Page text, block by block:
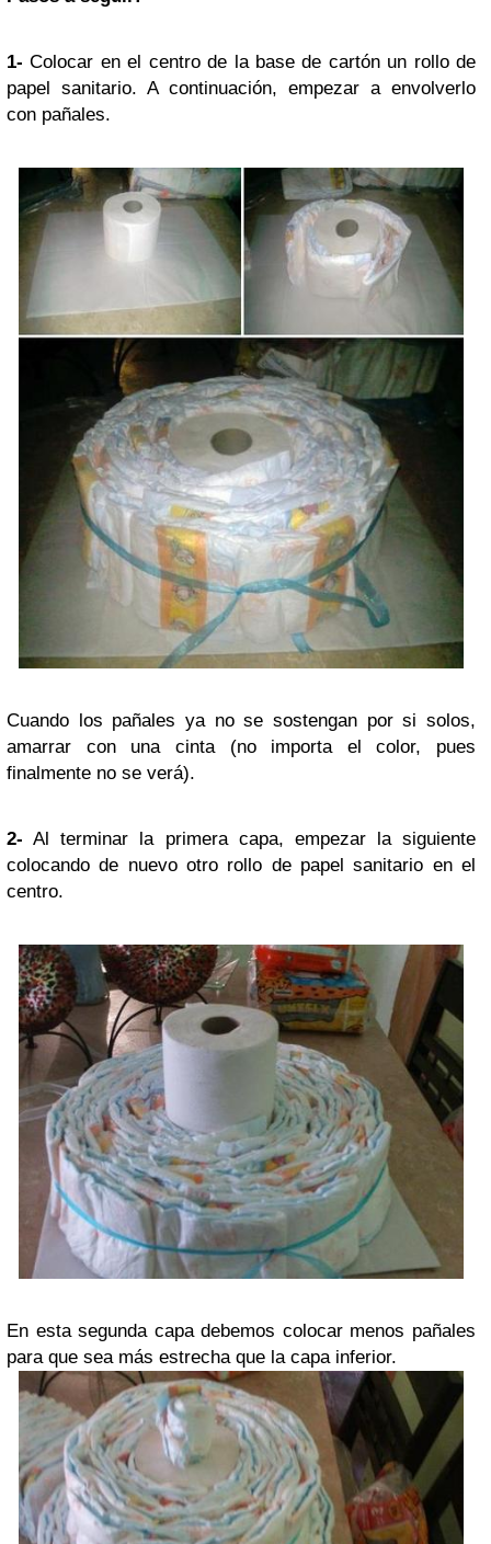
1-Colocar en el centro de la base de cartón un rollo de
papel sanitario. A continuación, empezar a envolverlo
con pañales.
Cuando los pañales ya no se sostengan por si solos,
amarrar con una cinta (no importa el color, pues
finalmente no se verá).
2- Al terminar la primera capa, empezar la siguiente
colocando de nuevo otro rollo de papel sanitario en el
centro.
En esta segunda capa debemos colocar menos pañales
para que sea más estrecha que la capa inferior.